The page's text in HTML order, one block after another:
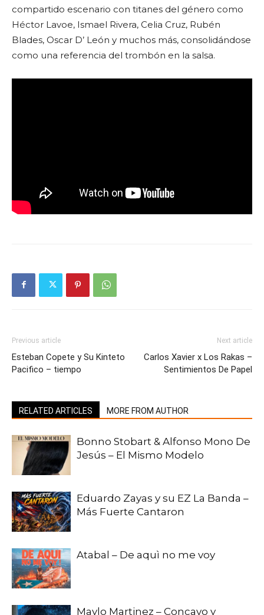
compartido escenario con titanes del género como
Héctor Lavoe, Ismael Rivera, Celia Cruz, Rubén
Blades, Oscar D’ León y muchos más, consolidándose
como una referencia del trombón en la salsa.
Previous article
Esteban Copete y Su Kinteto
Pacifico – tiempo
Next article
Carlos Xavier x Los Rakas –
Sentimientos De Papel
RELATED ARTICLES MORE FROM AUTHOR
Bonno Stobart & Alfonso Mono De
Jesús – El Mismo Modelo
Eduardo Zayas y su EZ La Banda –
Más Fuerte Cantaron
Atabal – De aquì no me voy
Maylo Martinez – Concavo y